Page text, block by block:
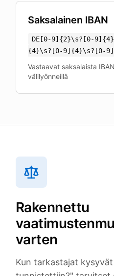
Saksalainen IBAN
DE[0-9] {2}\s?[0-9] {4}
{4}\s?[0-9] {4}\s?[0-9]
Vastaavat saksalaista
välilyönneillä
Rakennettu
varten
Kun tarkastajat